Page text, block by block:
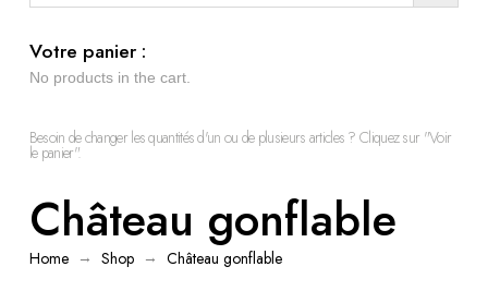
Votre panier :
No products in the cart.
Besoin de changer les quantités d'un ou de plusieurs articles ? Cliquez sur "Voir
le panier".
Château gonflable
Home → Shop → Château gonflable